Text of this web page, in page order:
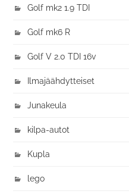
Golf mk2 1.9 TDI
Golf mk6 R
Golf V 2.0 TDI 16v
Ilmajäähdytteiset
Junakeula
kilpa-autot
Kupla
lego